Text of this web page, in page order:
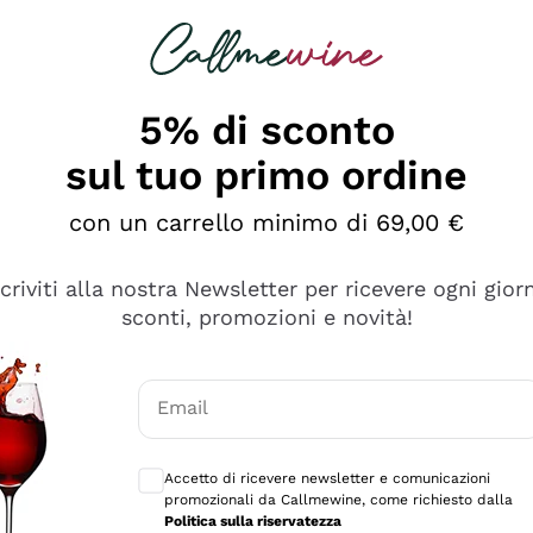
diversi e con un ampio range di prezzo. Le
5% di sconto
sul tuo primo ordine
con un carrello minimo di 69,00 €
alla nostra Newsletter per ricevere ogni
sconti, promozioni e novità!
Email
Accetto di ricevere newsletter e comunicazioni
promozionali da Callmewine, come richiesto dalla
Politica sulla riservatezza